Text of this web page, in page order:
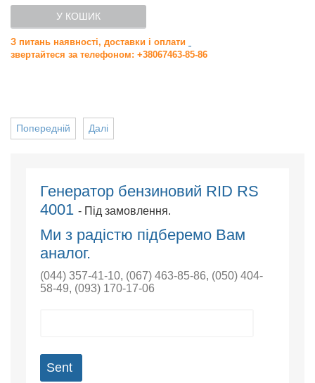
У КОШИК
З питань наявності, доставки і оплати
звертайтеся за телефоном: +38067463-85-86
Далі
Попередній
Генератор бензиновий RID RS
4001 - Під замовлення.
Ми з радістю підберемо Вам
аналог.
(044) 357-41-10, (067) 463-85-86, (050) 404-
58-49, (093) 170-17-06
Sent